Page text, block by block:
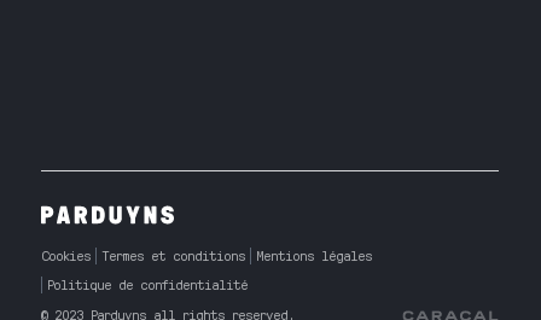
Cookies Termes et conditions
Mentions légales
Politique de confidentialité
© 2023 Parduyns all rights reserved.